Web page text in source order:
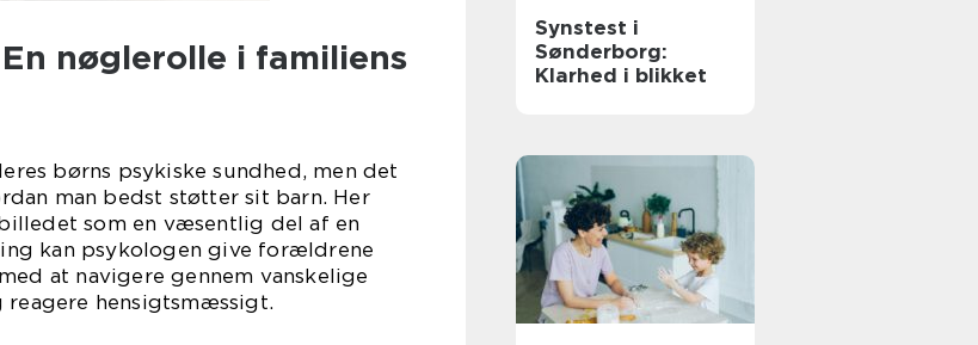
nøglerolle i familiens
børns psykiske sundhed, men det
man bedst støtter sit barn. Her
som en væsentlig del af en
kan psykologen give forældrene
at navigere gennem vanskelige
hensigtsmæssigt.
Synstest i
Sønderborg:
Klarhed i blikket